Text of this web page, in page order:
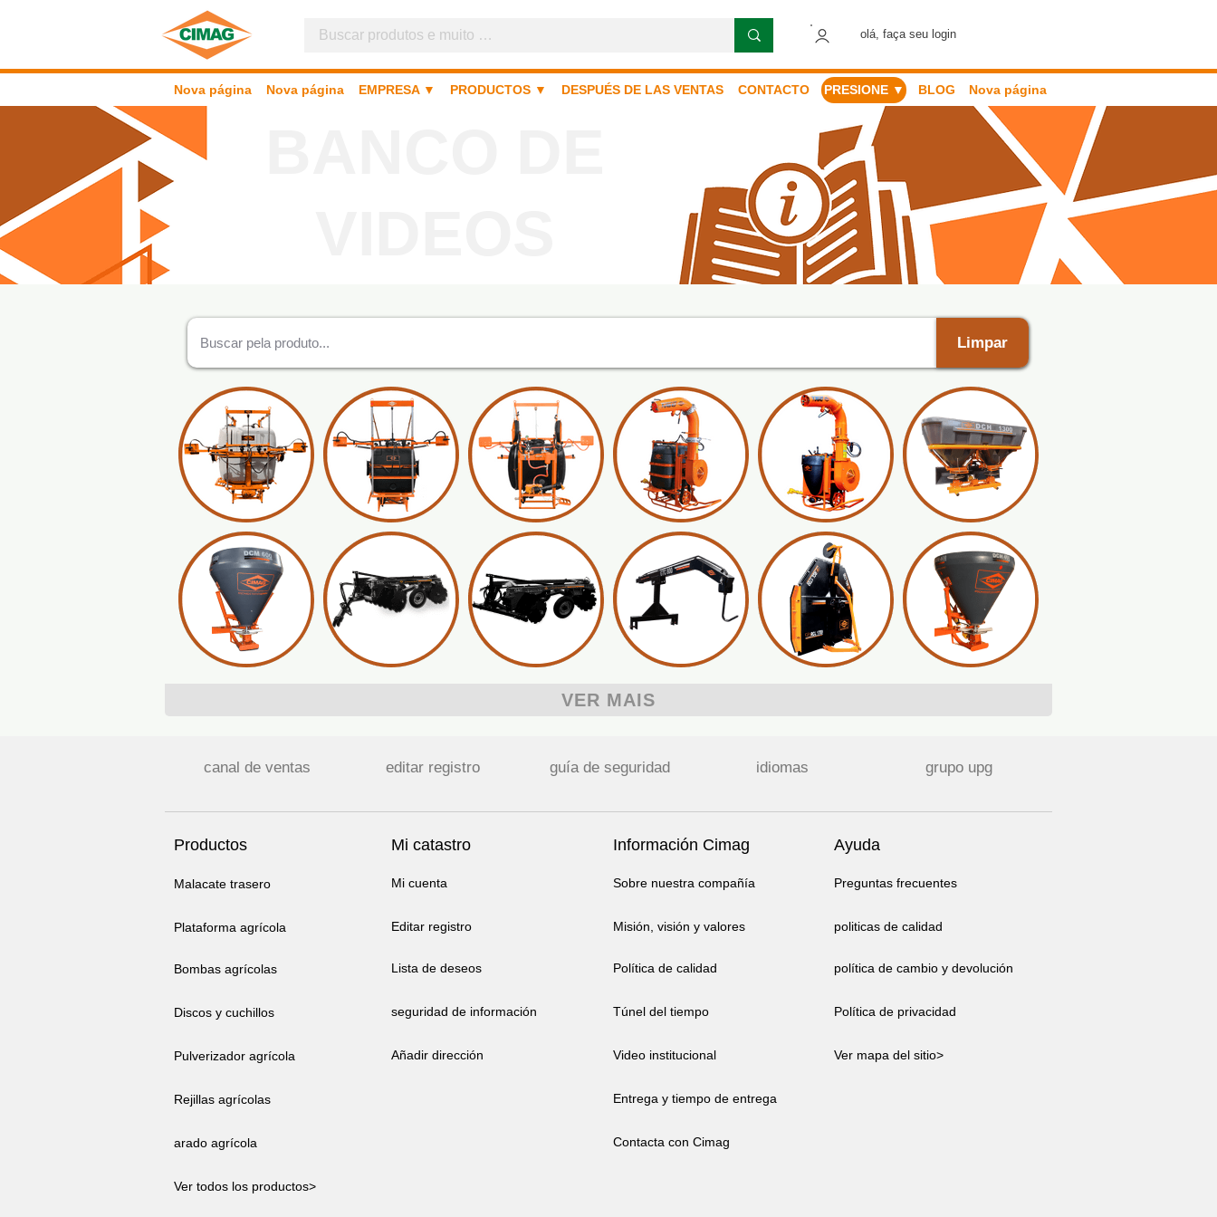
olá, faça seu login
Nova página Nova página EMPRESA ▼ PRODUCTOS ▼ DESPUÉS DE LAS VENTAS CONTACTO PRESIONE ▼ BLOG Nova página
Limpar
VER MAIS
canal de ventas editar registro guía de seguridad idiomas grupo upg
Productos Mi catastro Información Cimag Ayuda
Malacate trasero Mi cuenta Sobre nuestra compañía Preguntas frecuentes
Plataforma agrícola Editar registro Misión, visión y valores politicas de calidad
Bombas agrícolas Lista de deseos Política de calidad política de cambio y devolución
Discos y cuchillos seguridad de información Túnel del tiempo Política de privacidad
Pulverizador agrícola Añadir dirección Video institucional Ver mapa del sitio>
Rejillas agrícolas
arado agrícola
Entrega y tiempo de entrega
Contacta con Cimag
Ver todos los productos>